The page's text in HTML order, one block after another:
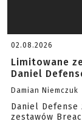
02.08.2026
Limitowane
Daniel
Damian Niemczuk
Daniel Defense
zestawów